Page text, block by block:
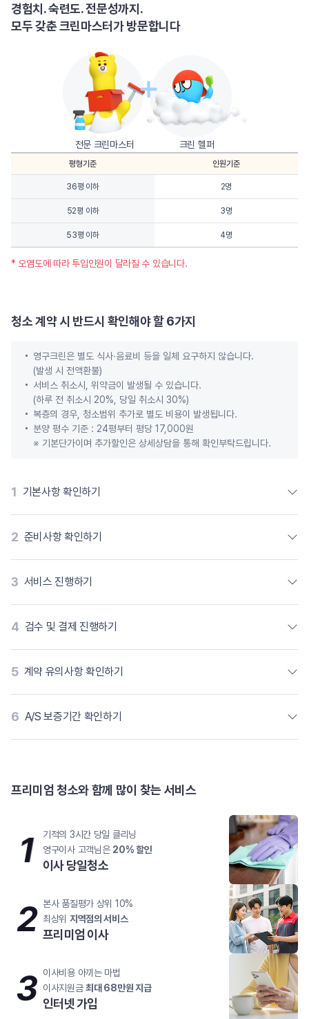
경험치. 숙련도. 전문성까지.
모두 갖춘 크린마스터가 방문합니다
전문 크린마스터 크린 헬퍼
평형기준 인원기준
36평 이하 2명
52평 이하 3명
53평 이하 4명
* 오염도에 따라 투입인원이 달라질 수 있습니다.
청소 계약 시 반드시 확인해야 할 6가지
영구크린은 별도 식사∙음료비 등을 일체 요구하지 않습니다.
(발생 시 전액환불)
서비스 취소시, 위약금이 발생될 수 있습니다.
(하루 전 취소시 20%, 당일 취소시 30%)
복층의 경우, 청소범위 추가로 별도 비용이 발생됩니다.
분양 평수 기준 : 24평부터 평당 17,000원
※ 기본단가이며 추가할인은 상세상담을 통해 확인부탁드립니다.
1 기본사항 확인하기
2 준비사항 확인하기
3 서비스 진행하기
4 검수 및 결제 진행하기
5 계약 유의사항 확인하기
6 A/S 보증기간 확인하기
프리미엄 청소와 함께 많이 찾는 서비스
1
기적의 3시간 당일 클리닝
영구이사 고객님은 20% 할인
이사 당일청소
2 본사 품질평가 상위 10%
최상위 지역점의 서비스
프리미엄 이사
3 이사비용 아끼는 마법
이사지원금최대 68만원 지급
인터넷 가입